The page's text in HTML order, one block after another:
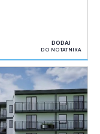
DODAJ
DO NOTATNIKA